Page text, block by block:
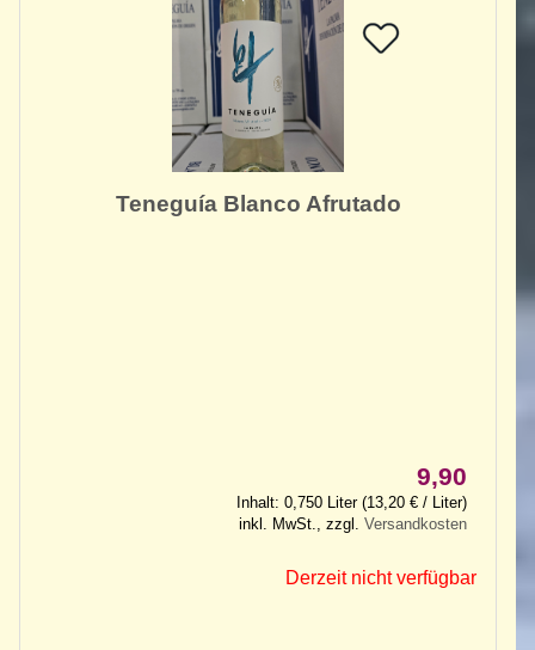
Teneguía Blanco Afrutado
9,90
Inhalt: 0,750 Liter (13,20 € / Liter)
inkl. MwSt., zzgl.Versandkosten
Derzeit nicht verfügbar